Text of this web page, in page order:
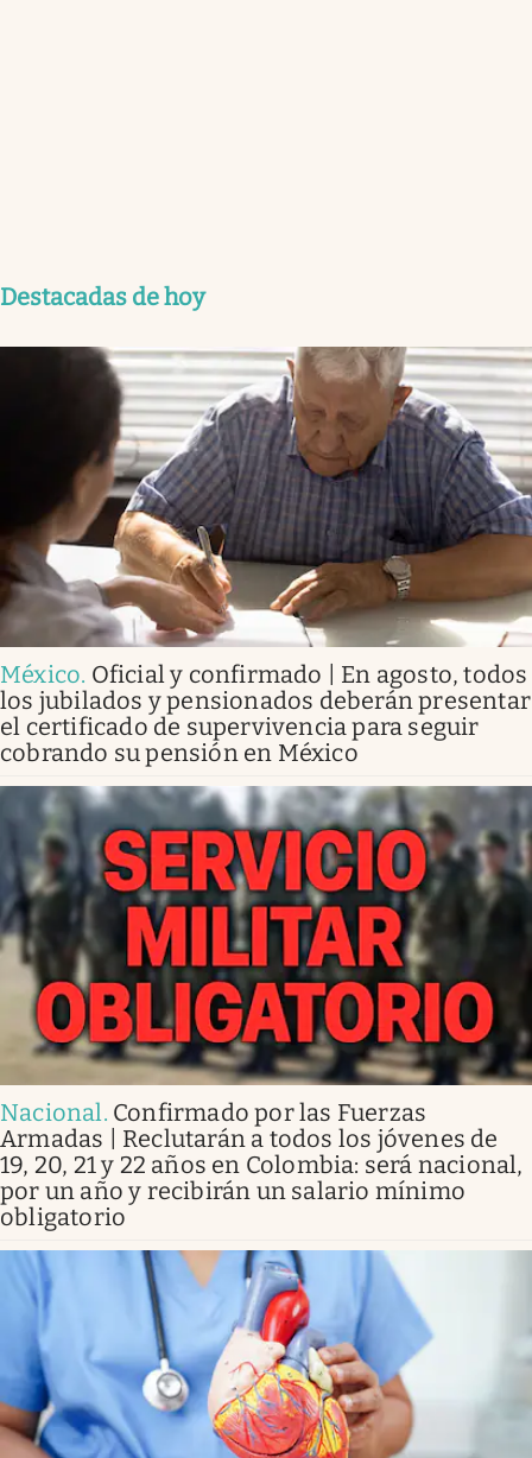
Destacadas de hoy
México. Oficial y confirmado | En agosto, todos
los jubilados y pensionados deberán presentar
el certificado de supervivencia para seguir
cobrando su pensión en México
Nacional. Confirmado por las Fuerzas
Armadas | Reclutarán a todos los jóvenes de
19, 20, 21 y 22 años en Colombia: será nacional,
por un año y recibirán un salario mínimo
obligatorio